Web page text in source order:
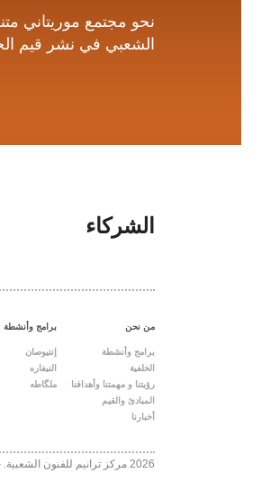
نحو مجتمع موريتاني
الشعبي في نشر قيم
الشركاء
من نحن
برامج وأنشطة
الخلفية
رؤيتنا و مهمتنا وأهدافنا
المبادئ والقيم
أخبارنا
برامج وأنشطة
إنتيوصان
النيفاره
ملگاطه
2026 مركز ترانيم للفنون الشعبية. جميع الحقوق محفوظة